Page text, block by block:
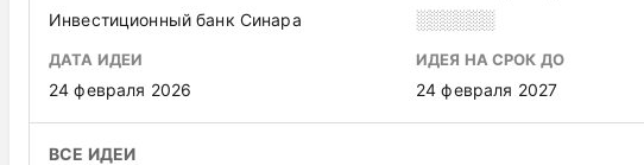
Инвестиционный банк Синара ░░░░░░
ДАТА ИДЕИ
24 февраля 2026
ИДЕЯ НА СРОК ДО
24 февраля 2027
ВСЕ ИДЕИ